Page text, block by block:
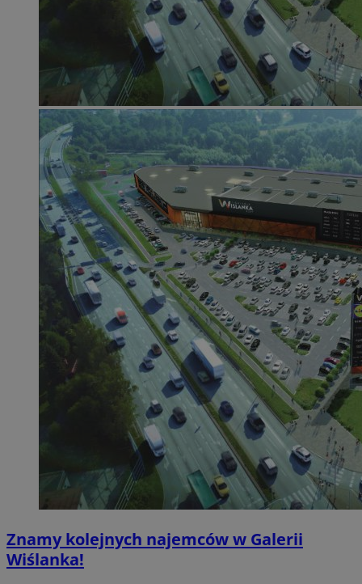
Znamy kolejnych najemców w Galerii
Wiślanka!